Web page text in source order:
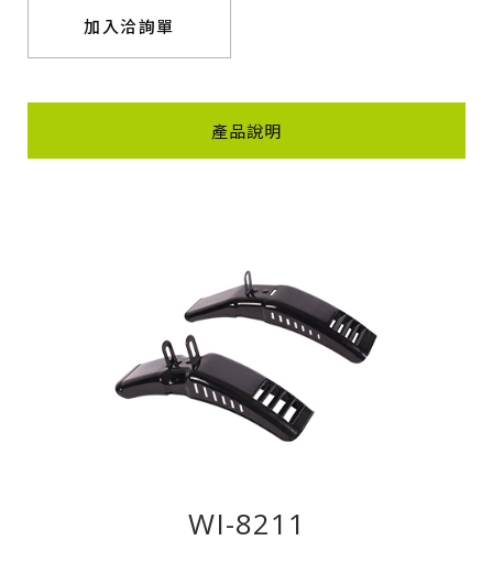
加入洽詢單
產品說明
WI-8211